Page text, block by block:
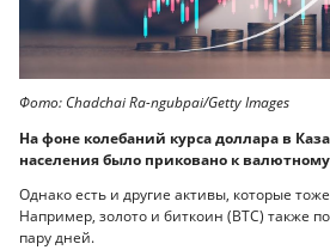
Фото: Chadchai Ra-ngubpai/Getty Images
На фоне колебаний курса доллара в
населения было приковано к
Однако есть и другие активы, которые
Например, золото и биткоин (BTC) также
пару дней.